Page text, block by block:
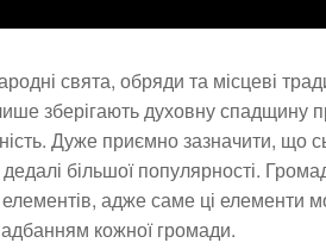
свята, обряди та місцеві
зберігають духовну спадщину
Дуже приємно зазначити, що
більшої популярності.
елементів, адже саме ці елементи
кожної громади.